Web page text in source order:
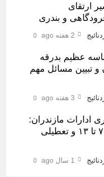
ارتقای
و بندری
2 هفته ago 0
عظیم بدرقه
و تبیین مسائل مهم
3 هفته ago 0
ادارات مازندران:
ساعت کاری از ۷ تا ۱۳ و تعطیلی
1 سال ago 0